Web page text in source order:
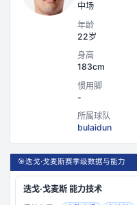
中场
年龄
22岁
身高
183cm
惯用脚
-
所属球队
bulaidun
🎯迭戈·戈麦斯赛季级数据与能力
迭戈·戈麦斯能力技术